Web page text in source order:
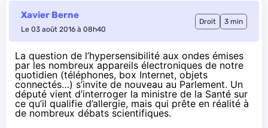
Xavier Berne
Le 03 août 2016 à 08h40
Droit 3 min
La question de l’hypersensibilité aux ondes émises
par les nombreux appareils électroniques de notre
quotidien (téléphones, box Internet, objets
connectés…) s’invite de nouveau au Parlement. Un
député vient d’interroger la ministre de la Santé sur
ce qu’il qualifie d’allergie, mais qui prête en réalité à
de nombreux débats scientifiques.